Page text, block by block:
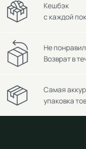
Кешбэк
с каждой
Не
Возврат в
Самая
упаковка